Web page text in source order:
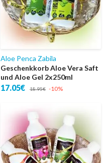
Aloe Penca Zabila
Geschenkkorb Aloe Vera Saft
und Aloe Gel 2x250ml
17.05€ 18.95€ -10%